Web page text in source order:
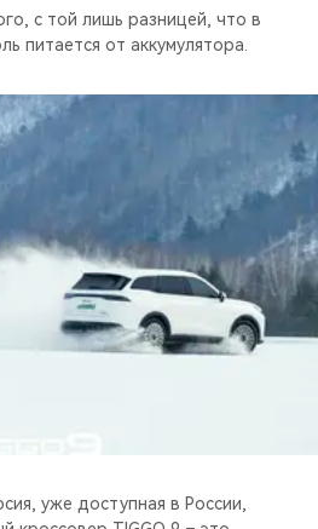
с той лишь разницей, что в
питается от аккумулятора.
уже доступная в России,